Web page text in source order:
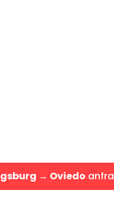
→ Oviedo